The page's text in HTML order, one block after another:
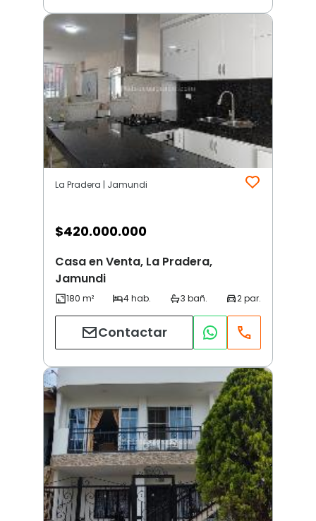
La Pradera | Jamundi
$420.000.000
Casa en Venta, La Pradera,
Jamundi
Contactar